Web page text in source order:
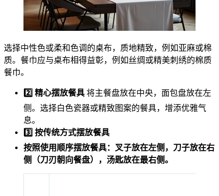
选择中性色或柔和色调的桌布，质地精致，例如亚麻或棉
质。餐巾应与桌布相得益彰，例如丝绸或精美刺绣的棉质
餐巾。
2️⃣ 精心摆放餐具 将主餐盘放在中央，面包盘放在左
侧。选择白色瓷器或精致图案的餐具，增添优雅气
息。
3️⃣ 按传统方式摆放餐具
按照使用顺序摆放餐具：叉子放在左侧，刀子放在右
侧（刀刃朝向餐盘），汤匙放在最右侧。